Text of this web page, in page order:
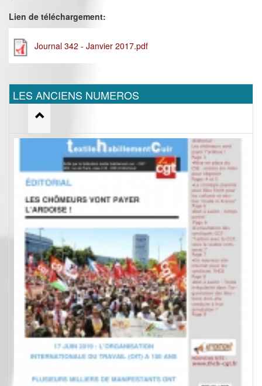
Lien de téléchargement:
Journal 342 - Janvier 2017.pdf
LES ANCIENS NUMEROS